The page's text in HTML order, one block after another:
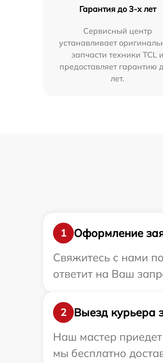
Гарантия до 3-х лет
Сервисный центр
устанавливает
запчасти техники TCL и
предоставляет гарантию
лет.
1
Оформление
Свяжитесь с нами
ответит на Ваш
2
Выезд курьера
Наш мастер
мы бесплатно